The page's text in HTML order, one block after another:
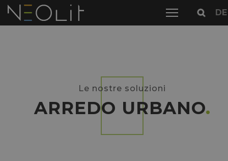
DE
Le nostre soluzioni
ARREDO URBANO.